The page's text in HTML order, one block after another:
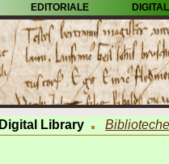
EDITORIALE
Digital Library